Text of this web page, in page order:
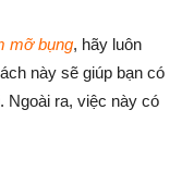
mỡ bụng, hãy luôn
này sẽ giúp bạn có
Ngoài ra, việc này có